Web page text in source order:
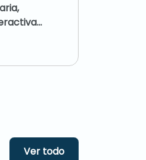
Ver todo